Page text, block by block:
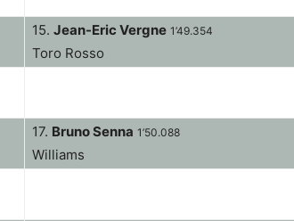
15. Jean-Eric Vergne 1’49.354
Toro Rosso
17. Bruno Senna 1’50.088
Williams